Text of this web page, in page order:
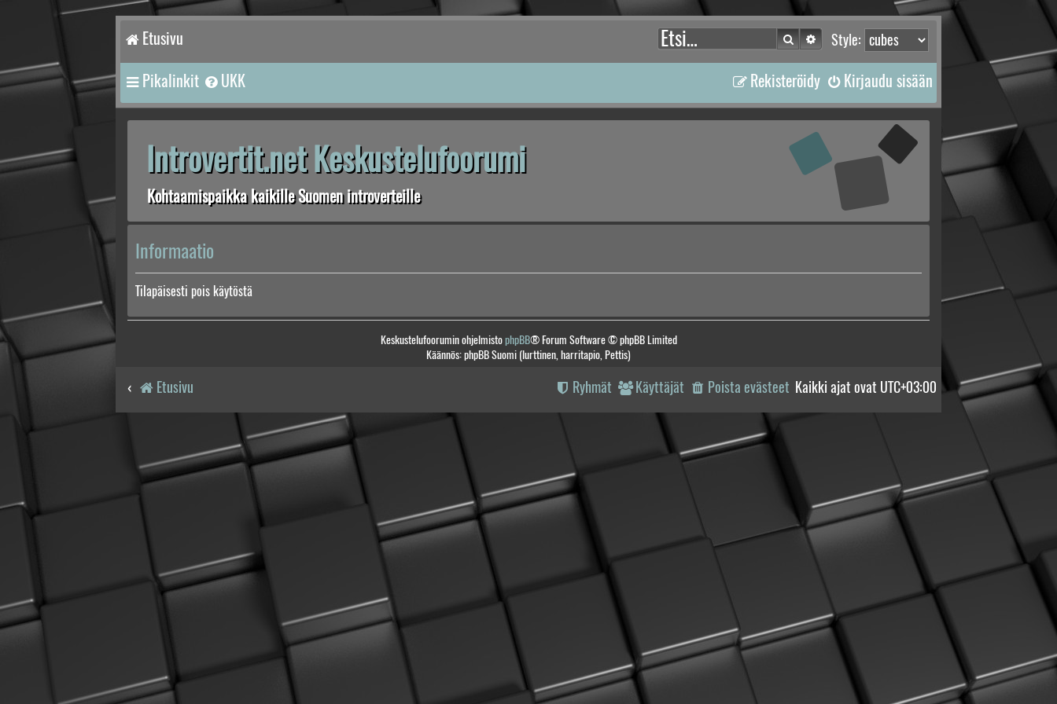
Etusivu Style:
Etsi Tarkennettu haku
Pikalinkit UKK Kirjaudu sisään
Rekisteröidy
Introvertit.net Keskustelufoorumi
Kohtaamispaikka kaikille Suomen introverteille
Informaatio
Tilapäisesti pois käytöstä
Keskustelufoorumin ohjelmistophpBB® Forum Software © phpBB Limited
Käännös: phpBB Suomi (lurttinen, harritapio, Pettis)
Etusivu Kaikki ajat ovat UTC+03:00
Poista evästeet
Käyttäjät
Ryhmät